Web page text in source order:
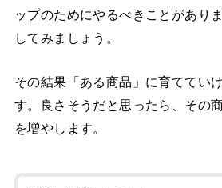
ップのためにやるべきことがあり
してみましょう。
その結果「ある商品」に育ててい
す。良さそうだと思ったら、その
を増やします。